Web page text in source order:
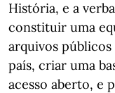
História, e a
constituir uma
arquivos
país, criar uma
acesso aberto, e